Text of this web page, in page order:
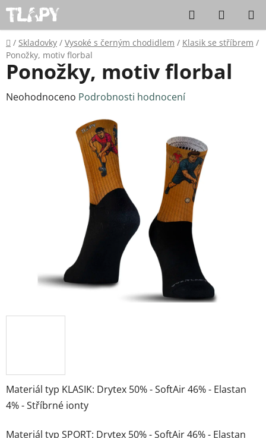
Přejít na obsah Hledat
Domů
/ Skladovky / Vysoké s černým chodidlem / Klasik se stříbrem /
Ponožky, motiv florbal
Materiál typ KLASIK: Drytex 50% - SoftAir 46% - Elastan
4% - Stříbrné ionty
Materiál typ SPORT: Drytex 50% - SoftAir 46% - Elastan
Ponožky, motiv florbal
Průměrné hodnocení produktu je 0,0 z 5 hvězdiček.
Neohodnoceno Podrobnosti hodnocení